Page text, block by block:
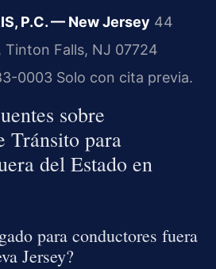
P.C. — New Jersey 44
Tinton Falls, NJ 07724
0003 Solo con cita previa.
sobre
Tránsito para
del Estado en
para conductores fuera
Jersey?